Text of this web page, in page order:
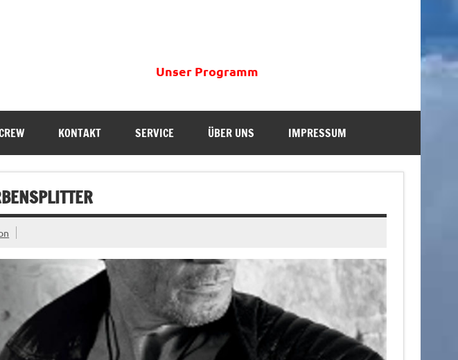
Unser Programm
KONTAKT SERVICE ÜBER UNS IMPRESSUM